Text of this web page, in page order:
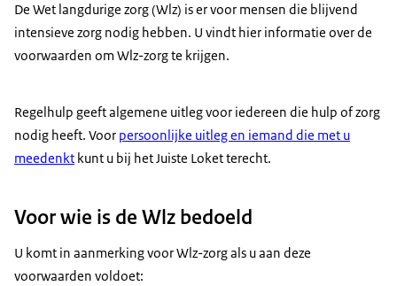
De Wet langdurige zorg (Wlz) is er voor mensen die blijvend
intensieve zorg nodig hebben. U vindt hier informatie over de
voorwaarden om Wlz-zorg te krijgen.
Regelhulp geeft algemene uitleg voor iedereen die hulp of zorg
nodig heeft. Voor persoonlijke uitleg en iemand die met u
meedenkt kunt u bij het Juiste Loket terecht.
Voor wie is de Wlz bedoeld
U komt in aanmerking voor Wlz-zorg als u aan deze
voorwaarden voldoet: